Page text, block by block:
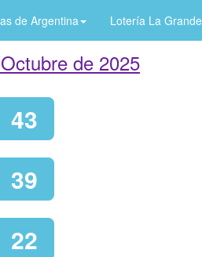
de Argentina Lotería La Grande
de 2025
43
39
22